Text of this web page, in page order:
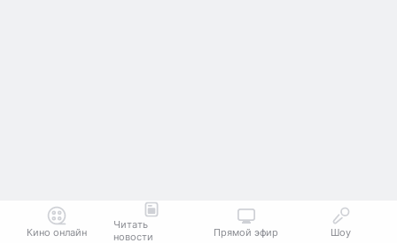
Кино онлайн
Читать
новости
Прямой эфир Шоу